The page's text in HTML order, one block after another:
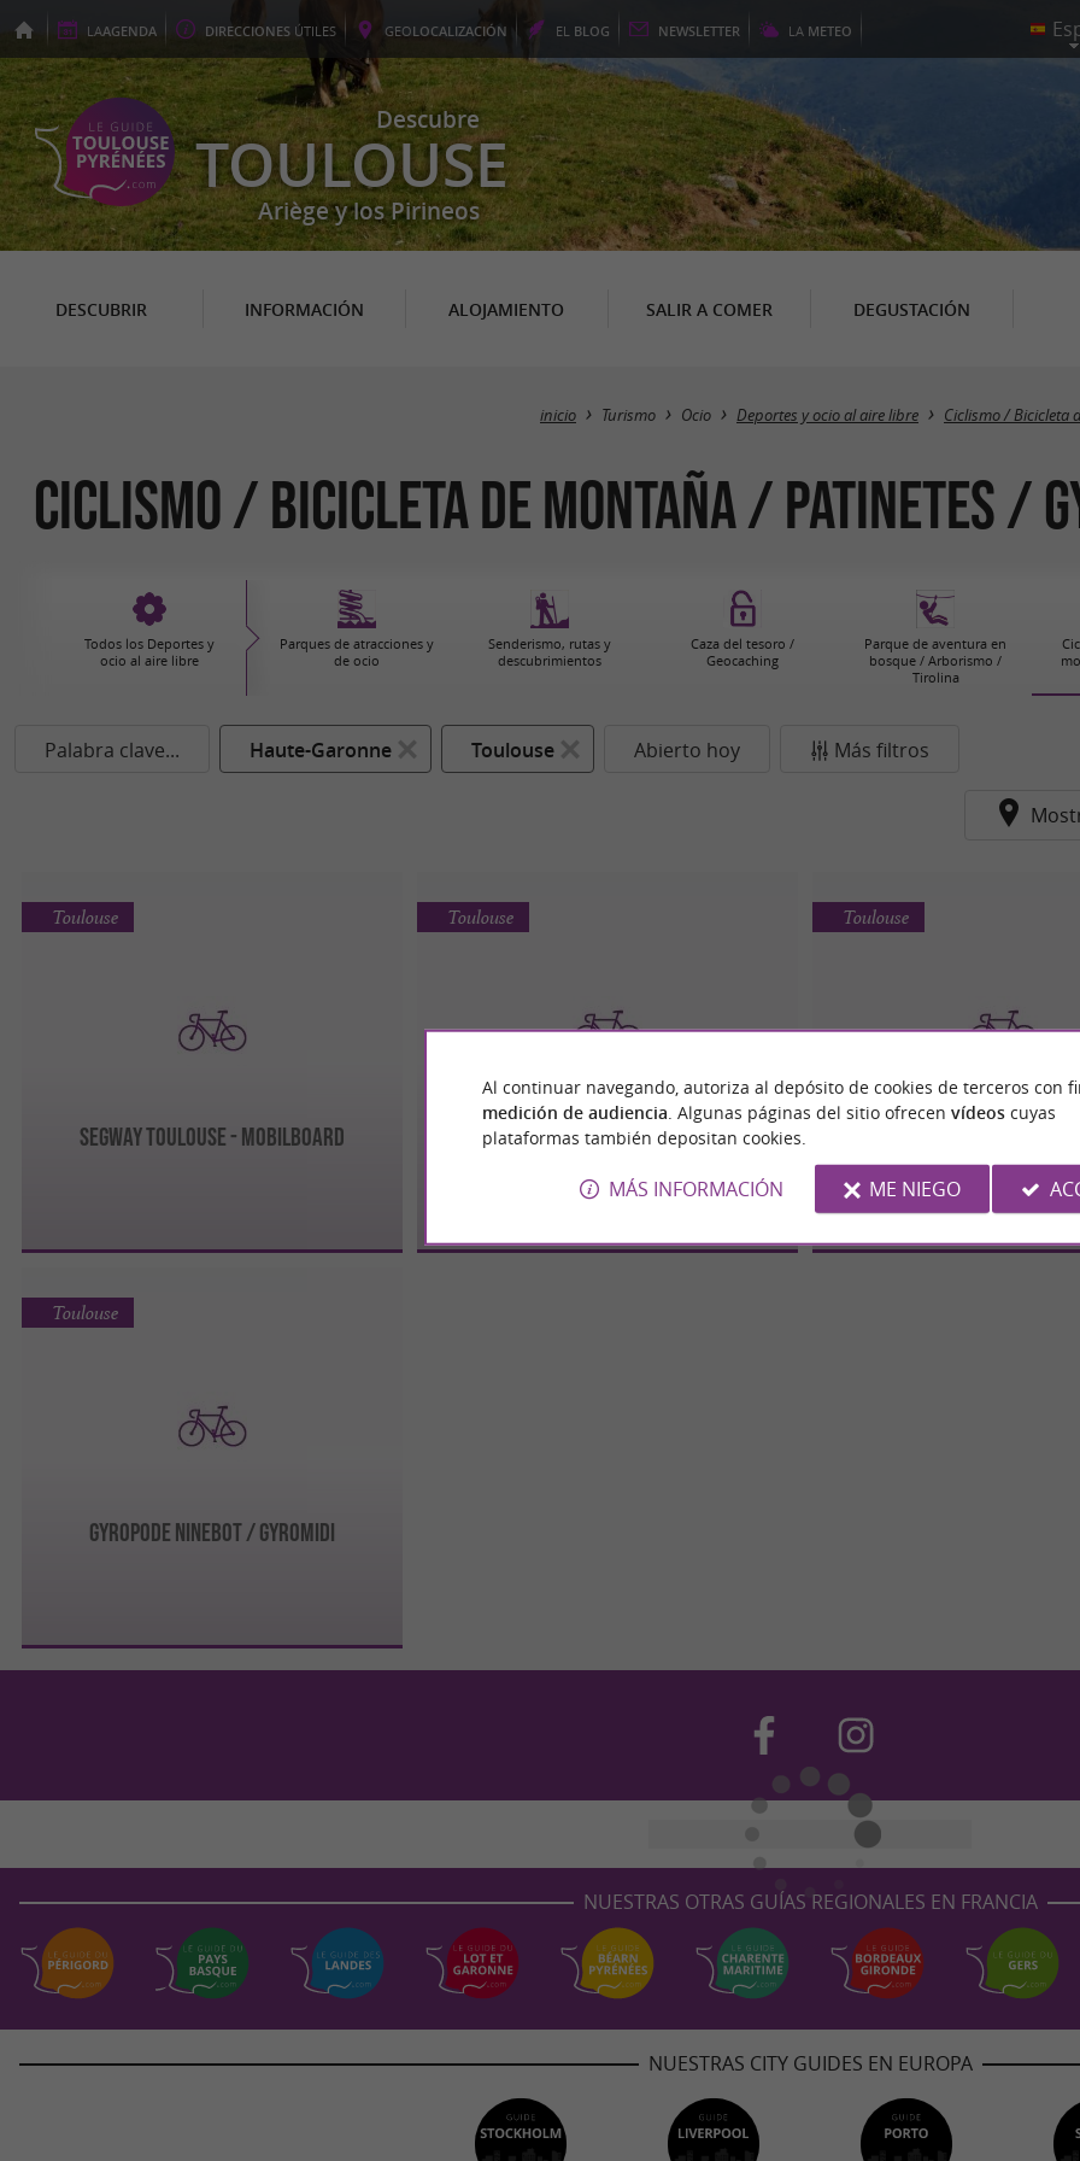
LAAGENDA DIRECCIONES ÚTILES GEOLOCALIZACIÓN EL BLOG NEWSLETTER LA METEO
Descubre
TOULOUSE
Ariège y los Pirineos
DESCUBRIR INFORMACIÓN ALOJAMIENTO SALIR A COMER DEGUSTACIÓN
inicio Turismo Ocio Deportes y ocio al aire libre Ciclismo / Bicicleta
Ciclismo / Bicicleta de montaña / Patinetes /
Todos los Deportes y
ocio al aire libre
Parques de atracciones y
de ocio
Senderismo, rutas y
descubrimientos
Caza del tesoro /
Geocaching
Parque de aventura en
bosque / Arborismo /
Tirolina
Palabra clave... Haute-Garonne Toulouse Abierto hoy Más filtros
Segway Toulouse - MOBILBOARD
Toulouse
Le Vélotrement
Toulouse Toulouse
GYROPODE NINEBOT / GYROMIDI
Toulouse
NUESTRAS OTRAS GUÍAS REGIONALES EN FRANCIA
NUESTRAS CITY GUIDES EN EUROPA
Al continuar navegando, autoriza al depósito de cookies de terceros con
medición de audiencia . Algunas páginas del sitio ofrecen vídeoscuyas
plataformas también depositan cookies.
MÁS INFORMACIÓN ME NIEGO